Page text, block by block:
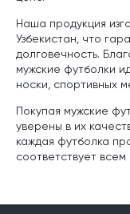
Наша продукция
Узбекистан, что
долговечность.
мужские футболки
носки, спортивных
Покупая мужские
уверены в их
каждая футболка
соответствует